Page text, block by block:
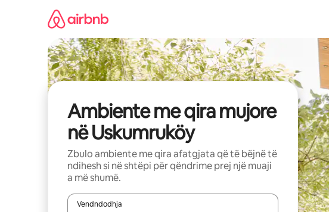
Ambiente me qira mujore
në Uskumruköy
Zbulo ambiente me qira afatgjata që të bëjnë të
ndihesh si në shtëpi për qëndrime prej një muaji
a më shumë.
Vendndodhja